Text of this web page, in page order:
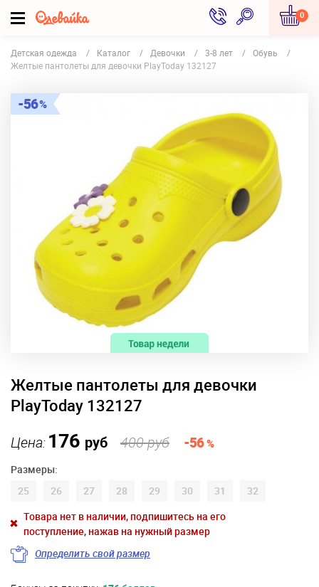
0
Детская одежда Каталог Девочки 3-8 лет
Обувь
Желтые пантолеты для девочки PlayToday 132127
56
Желтые пантолеты для девочки
PlayToday 132127
Цена:176 руб 400 руб -56%
Размеры:
25
26 27 28 29 30 31
32
Товара нет в наличии, подпишитесь на его
поступление, нажав на нужный размер
Определить свой размер